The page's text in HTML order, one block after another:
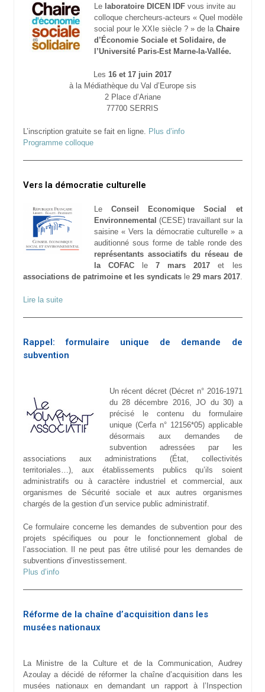
Le laboratoire DICEN IDFvous invite au
colloque chercheurs-acteurs « Quel modèle
social pour le XXIe siècle ? » de la Chaire
d’Économie Sociale et Solidaire, de
l’Université Paris-Est Marne-la-Vallée.
Les 16 et 17 juin 2017
à la Médiathèque du Val d’Europe sis
2 Place d’Ariane
77700 SERRIS
L’inscription gratuite se fait en ligne. Plus d’info
Programme colloque
Vers la démocratie culturelle
Le Conseil Economique Social et
Environnemental (CESE) travaillant sur la
saisine « Vers la démocratie culturelle » a
auditionné sous forme de table ronde des
représentants associatifs du réseau de
la COFACle 7 mars 2017 et les
associations de patrimoine et les syndicatsle 29 mars 2017.
Lire la suite
Rappel: formulaire unique de demande de
subvention
Un récent décret (Décret n° 2016-1971
du 28 décembre 2016, JO du 30) a
précisé le contenu du formulaire
unique (Cerfa n° 12156*05) applicable
désormais aux demandes de
subvention adressées par les
associations aux administrations (État, collectivités
territoriales…), aux établissements publics qu’ils soient
administratifs ou à caractère industriel et commercial, aux
organismes de Sécurité sociale et aux autres organismes
chargés de la gestion d’un service public administratif.
Ce formulaire concerne les demandes de subvention pour des
projets spécifiques ou pour le fonctionnement global de
l’association. Il ne peut pas être utilisé pour les demandes de
subventions d’investissement.
Plus d’info
Réforme de la chaîne d’acquisition dans les
musées nationaux
La Ministre de la Culture et de la Communication, Audrey
Azoulay a décidé de réformer la chaîne d’acquisition dans les
musées nationaux en demandant un rapport à l’Inspection